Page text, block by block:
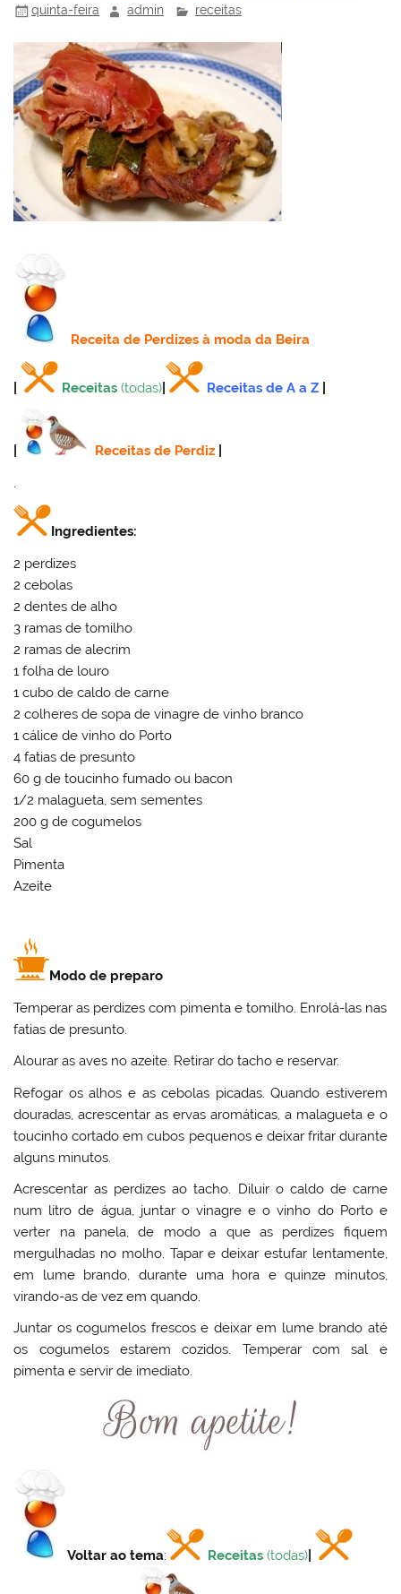
o
k
ai
l
quinta-feira admin receitas
Receitade Perdizes à moda da Beira
Receitas (todas) Receitas de A a Z
Receitas de Perdiz
.
Ingredientes:
2 perdizes
2 cebolas
2 dentes de alho
3 ramas de tomilho
2 ramas de alecrim
1 folha de louro
1 cubo de caldo de carne
2 colheres de sopa de vinagre de vinho branco
1 cálice de vinho do Porto
4 fatias de presunto
60 g de toucinho fumado ou bacon
1/2 malagueta, sem sementes
200 g de cogumelos
Sal
Pimenta
Azeite
Modo de preparo
Temperar as perdizes com pimenta e tomilho. Enrolá-las nas
fatias de presunto.
Alourar as aves no azeite. Retirar do tacho e reservar.
Refogar os alhos e as cebolas picadas. Quando estiverem
douradas, acrescentar as ervas aromáticas, a malagueta e o
toucinho cortado em cubos pequenos e deixar fritar durante
alguns minutos.
Acrescentar as perdizes ao tacho. Diluir o caldo de carne
num litro de água, juntar o vinagre e o vinho do Porto e
verter na panela, de modo a que as perdizes fiquem
mergulhadas no molho. Tapar e deixar estufar lentamente,
em lume brando, durante uma hora e quinze minutos,
virando-as de vez em quando.
Juntar os cogumelos frescos e deixar em lume brando até
os cogumelos estarem cozidos. Temperar com sal e
pimenta e servir de imediato.
Voltar ao tema: Receitas (todas)